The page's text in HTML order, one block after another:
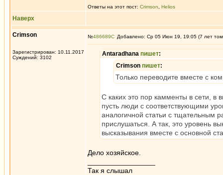
Ответы на этот пост: Crimson Helios
Наверх
Crimson
Зарегистрирован: 10.11.2017
Суждений: 3102
№486689 Добавлено: Ср 05 Июн 19, 19:05 (7 лет
Antaradhana пишет:
Crimson пишет:
Только переводите вместе с
С каких это пор камменты в сети, в
пусть люди с соответствующими
аналогичной статьи с тщательным
прислушаться. А так, это уровень
высказывания вместе с основной
Дело хозяйское.
Так я слышал